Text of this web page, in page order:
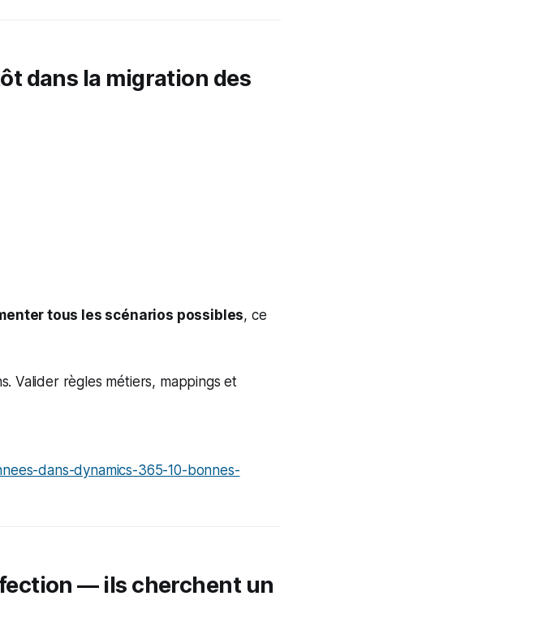
dans la migration des
tous les scénarios possibles, ce
Valider règles métiers, mappings et
dans-dynamics-365-10-bonnes-
— ils cherchent un